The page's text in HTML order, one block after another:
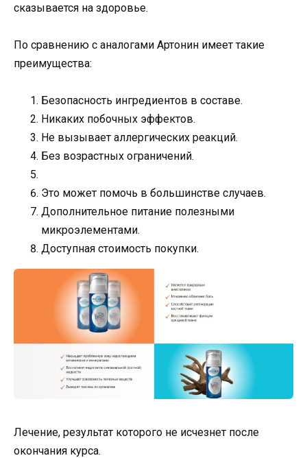
сказывается на здоровье.
По сравнению с аналогами Артонин имеет такие
преимущества:
Безопасность ингредиентов в составе.
Никаких побочных эффектов.
Не вызывает аллергических реакций.
Без возрастных ограничений.
Это может помочь в большинстве случаев.
Дополнительное питание полезными
микроэлементами.
Доступная стоимость покупки.
Лечение, результат которого не исчезнет после
окончания курса.